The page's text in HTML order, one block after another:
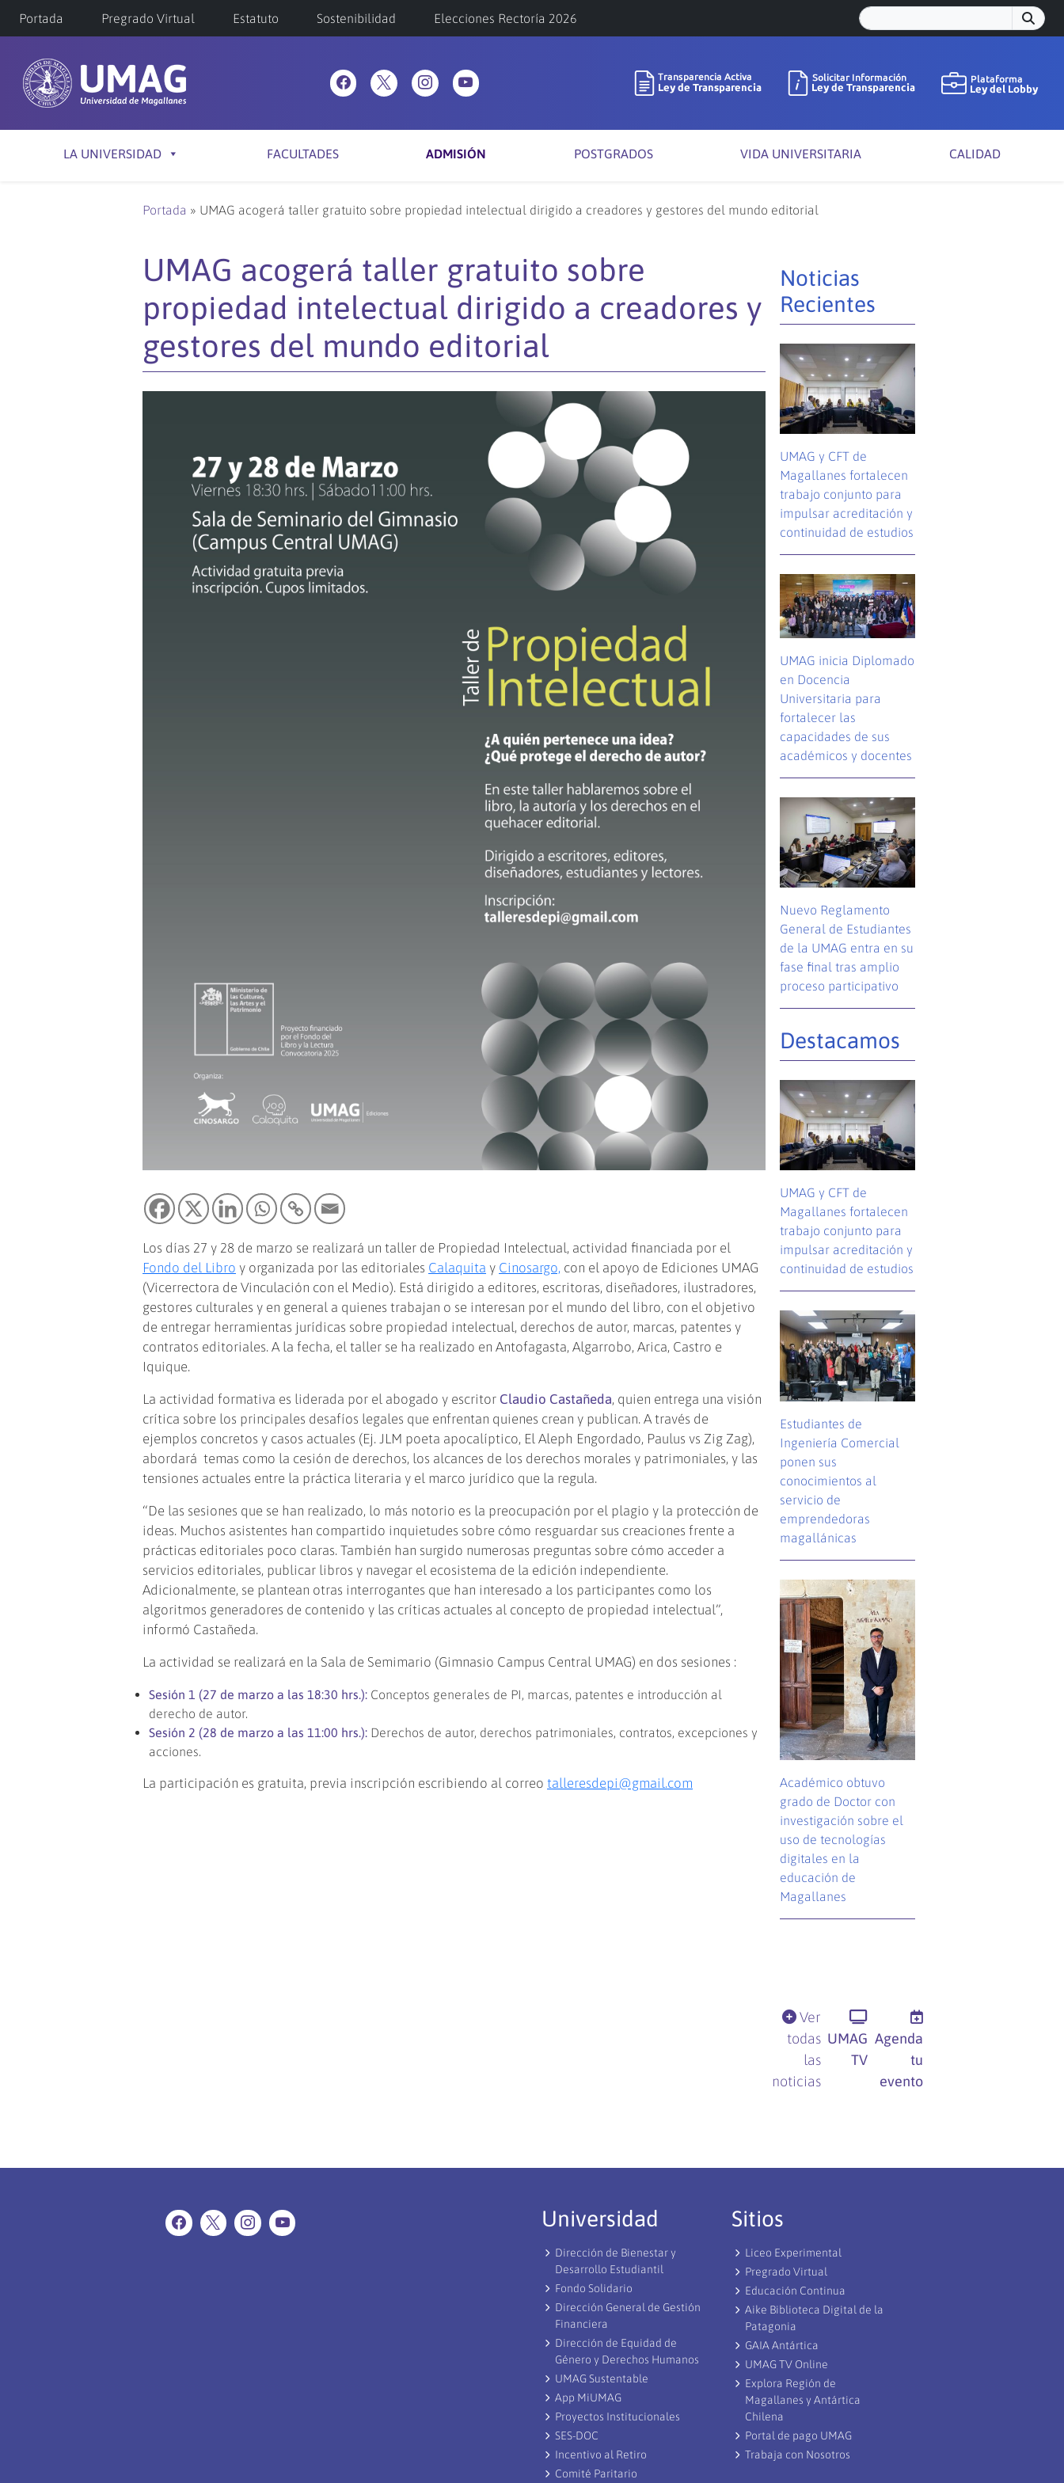
Portada Pregrado Virtual Estatuto Sostenibilidad Elecciones Rectoría 2026
LA UNIVERSIDAD FACULTADES ADMISIÓN POSTGRADOS VIDA UNIVERSITARIA CALIDAD
Portada » UMAG acogerá taller gratuito sobre propiedad intelectual dirigido a creadores y gestores del mundo editorial
UMAG acogerá taller gratuito sobre
propiedad intelectual dirigido a creadores y
gestores del mundo editorial
Los días 27 y 28 de marzo se realizará un taller de Propiedad Intelectual, actividad financiada por el
Fondo del Libro y organizada por las editoriales Calaquita y Cinosargo, con el apoyo de Ediciones UMAG
(Vicerrectora de Vinculación con el Medio). Está dirigido a editores, escritoras, diseñadores, ilustradores,
gestores culturales y en general a quienes trabajan o se interesan por el mundo del libro, con el objetivo
de entregar herramientas jurídicas sobre propiedad intelectual, derechos de autor, marcas, patentes y
contratos editoriales. A la fecha, el taller se ha realizado en Antofagasta, Algarrobo, Arica, Castro e
Iquique.
La actividad formativa es liderada por el abogado y escritor Claudio Castañeda, quien entrega una visión
crítica sobre los principales desafíos legales que enfrentan quienes crean y publican. A través de
ejemplos concretos y casos actuales (Ej. JLM poeta apocalíptico, El Aleph Engordado, Paulus vs Zig Zag),
abordará temas como la cesión de derechos, los alcances de los derechos morales y patrimoniales, y las
tensiones actuales entre la práctica literaria y el marco jurídico que la regula.
“De las sesiones que se han realizado, lo más notorio es la preocupación por el plagio y la protección de
ideas. Muchos asistentes han compartido inquietudes sobre cómo resguardar sus creaciones frente a
prácticas editoriales poco claras. También han surgido numerosas preguntas sobre cómo acceder a
servicios editoriales, publicar libros y navegar el ecosistema de la edición independiente.
Adicionalmente, se plantean otras interrogantes que han interesado a los participantes como los
algoritmos generadores de contenido y las críticas actuales al concepto de propiedad intelectual”,
informó Castañeda.
La actividad se realizará en la Sala de Semimario (Gimnasio Campus Central UMAG) en dos sesiones :
Sesión 1 (27 de marzo a las 18:30 hrs.): Conceptos generales de PI, marcas, patentes e introducción al
derecho de autor.
Sesión 2 (28 de marzo a las 11:00 hrs.): Derechos de autor, derechos patrimoniales, contratos, excepciones y
acciones.
La participación es gratuita, previa inscripción escribiendo al correotalleresdepi@gmail.com
Noticias
Recientes
UMAG y CFT de
Magallanes fortalecen
trabajo conjunto para
impulsar acreditación y
continuidad de estudios
UMAG inicia Diplomado
en Docencia
Universitaria para
fortalecer las
capacidades de sus
académicos y docentes
Nuevo Reglamento
General de Estudiantes
de la UMAG entra en su
fase final tras amplio
proceso participativo
Destacamos
UMAG y CFT de
Magallanes fortalecen
trabajo conjunto para
impulsar acreditación y
continuidad de estudios
Estudiantes de
Ingeniería Comercial
ponen sus
conocimientos al
servicio de
emprendedoras
magallánicas
Académico obtuvo
grado de Doctor con
investigación sobre el
uso de tecnologías
digitales en la
educación de
Magallanes
Ver
todas
las
noticias
UMAG
TV
Agenda
tu
evento
Universidad
Dirección de Bienestar y
Desarrollo Estudiantil
Fondo Solidario
Dirección General de Gestión
Financiera
Dirección de Equidad de
Género y Derechos Humanos
UMAG Sustentable
App MiUMAG
Proyectos Institucionales
SES-DOC
Incentivo al Retiro
Comité Paritario
Sitios
Liceo Experimental
Pregrado Virtual
Educación Continua
Aike Biblioteca Digital de la
Patagonia
GAIA Antártica
UMAG TV Online
Explora Región de
Magallanes y Antártica
Chilena
Portal de pago UMAG
Trabaja con Nosotros